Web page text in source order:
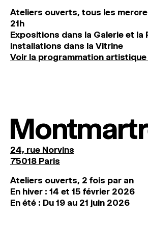
Ateliers ouverts, tous les
21h
Expositions dans la Galerie et la
installations dans la Vitrine
Voir la programmation
24, rue Norvins
75018 Paris
Ateliers ouverts, 2 fois par an
En hiver : 14 et 15 février 2026
En été : Du 19 au 21 juin 2026